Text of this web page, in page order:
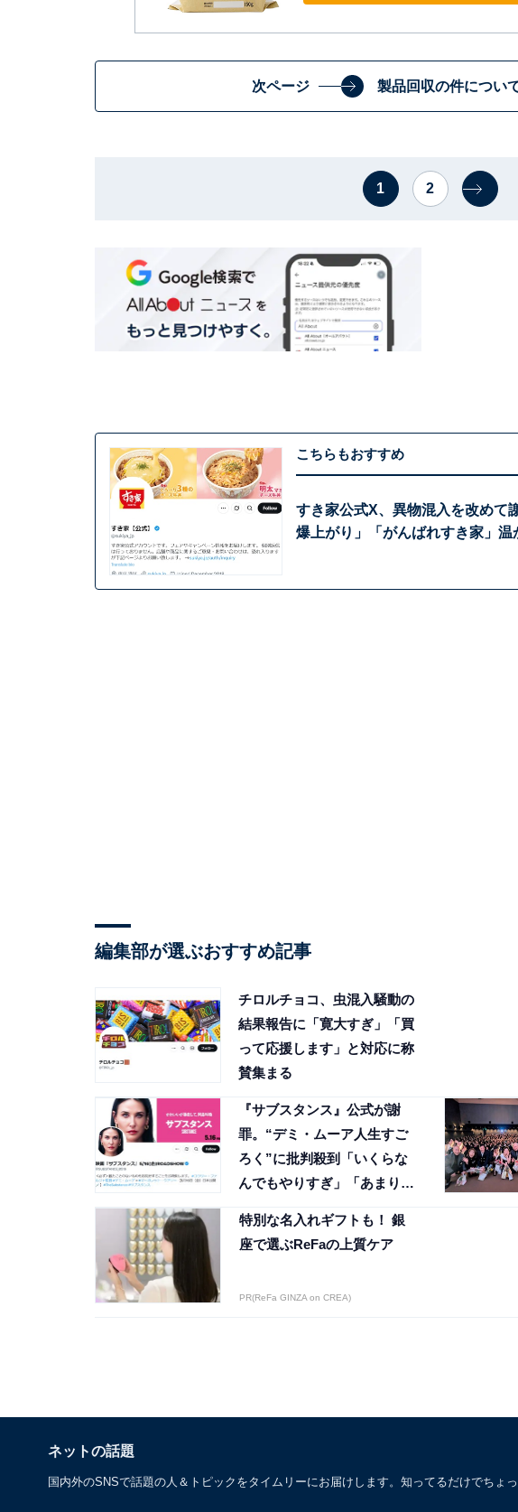
次ページ 製品回収の件につい
1 2
こちらもおすすめ
すき家公式X、異物混入を改めて
爆上がり」「がんばれすき家」温
編集部が選ぶおすすめ記事
チロルチョコ、虫混入騒動の
結果報告に「寛大すぎ」「買
って応援します」と対応に称
賛集まる
『サブスタンス』公式が謝
罪。“デミ・ムーア人生すご
ろく”に批判殺到「いくらな
んでもやりすぎ」「あまりに
特別な名入れギフトも！ 銀
座で選ぶReFaの上質ケア
PR(ReFa GINZA on CREA)
ネットの話題
国内外のSNSで話題の人＆トピックをタイムリーにお届けします。知ってるだけでちょ